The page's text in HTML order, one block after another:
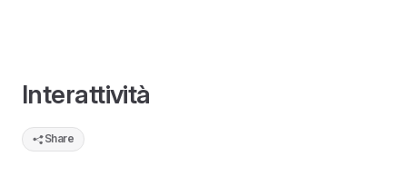
Interattività
Share